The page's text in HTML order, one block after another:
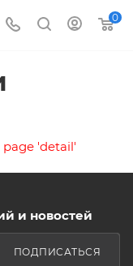
0
'detail'
и новостей
ПОДПИСАТЬСЯ